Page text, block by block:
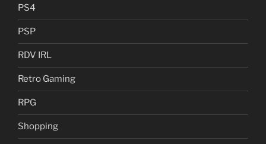
PS4
PSP
RDV IRL
Retro Gaming
RPG
Shopping